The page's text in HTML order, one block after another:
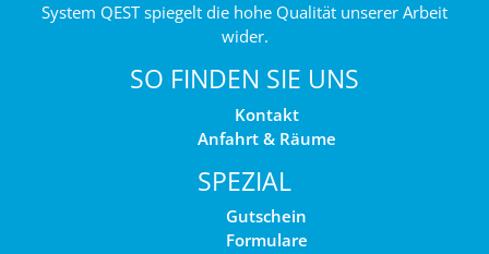
System QEST spiegelt die hohe Qualität unserer Arbeit
wider.
SO FINDEN SIE UNS
Kontakt
Anfahrt & Räume
SPEZIAL
Gutschein
Formulare